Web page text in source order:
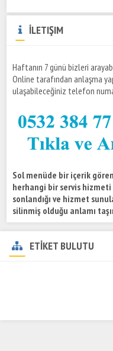
İLETIŞIM
Haftanın 7 günü bizleri
Online tarafından anlaşma
ulaşabileceğiniz telefon
Sol menüde bir içerik
herhangi bir servis hizmeti
sonlandığı ve hizmet
silinmiş olduğu anlamı
ETİKET BULUTU